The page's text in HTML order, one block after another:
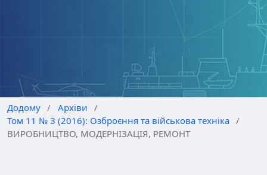
Додому / Архіви
/
Том 11 № 3 (2016): Озброєння та військова техніка /
ВИРОБНИЦТВО, МОДЕРНІЗАЦІЯ, РЕМОНТ